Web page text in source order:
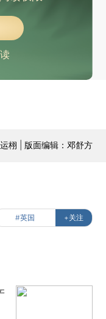
栩 | 版面编辑：邓舒方
#英国 +关注